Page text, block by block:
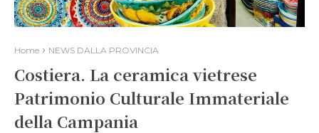
Home NEWS DALLA PROVINCIA
Costiera. La ceramica vietrese
Patrimonio Culturale Immateriale
della Campania